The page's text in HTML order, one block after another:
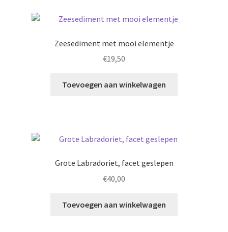
Zeesediment met mooi elementje
€19,50
Toevoegen aan winkelwagen
Grote Labradoriet, facet geslepen
€40,00
Toevoegen aan winkelwagen